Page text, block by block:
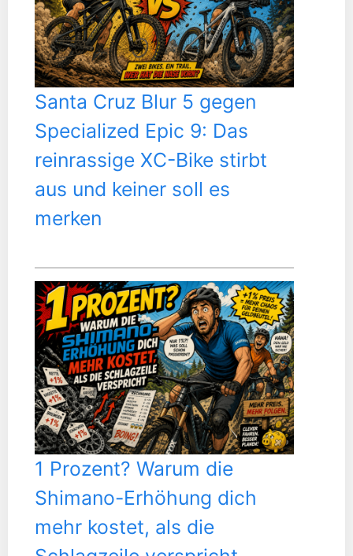
Santa Cruz Blur 5 gegen
Specialized Epic 9: Das
reinrassige XC-Bike stirbt
aus und keiner soll es
merken
1 Prozent? Warum die
Shimano-Erhöhung dich
mehr kostet, als die